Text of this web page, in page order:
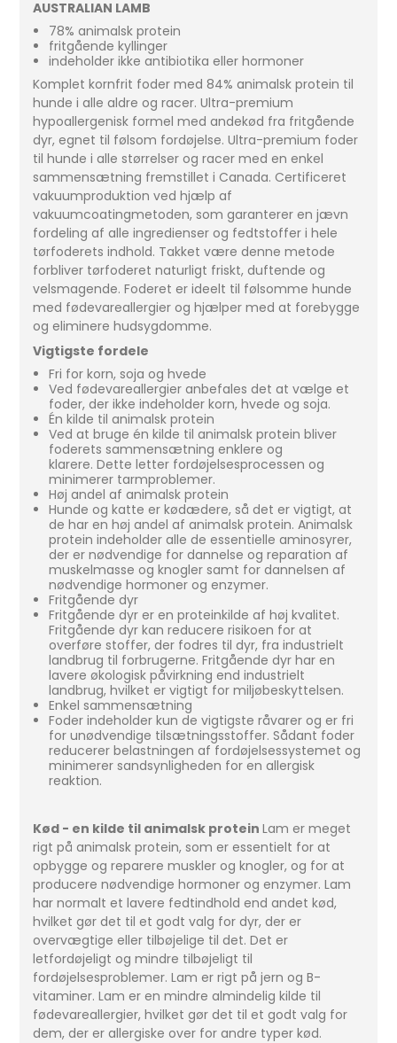
AUSTRALIAN LAMB
78% animalsk protein
fritgående kyllinger
indeholder ikke antibiotika eller hormoner
Komplet kornfrit foder med 84% animalsk protein til
hunde i alle aldre og racer. Ultra-premium
hypoallergenisk formel med andekød fra fritgående
dyr, egnet til følsom fordøjelse. Ultra-premium foder
til hunde i alle størrelser og racer med en enkel
sammensætning fremstillet i Canada. Certificeret
vakuumproduktion ved hjælp af
vakuumcoatingmetoden, som garanterer en jævn
fordeling af alle ingredienser og fedtstoffer i hele
tørfoderets indhold. Takket være denne metode
forbliver tørfoderet naturligt friskt, duftende og
velsmagende. Foderet er ideelt til følsomme hunde
med fødevareallergier og hjælper med at forebygge
og eliminere hudsygdomme.
Vigtigste fordele
Fri for korn, soja og hvede
Ved fødevareallergier anbefales det at vælge et
foder, der ikke indeholder korn, hvede og soja.
Én kilde til animalsk protein
Ved at bruge én kilde til animalsk protein bliver
foderets sammensætning enklere og
klarere. Dette letter fordøjelsesprocessen og
minimerer tarmproblemer.
Høj andel af animalsk protein
Hunde og katte er kødædere, så det er vigtigt, at
de har en høj andel af animalsk protein. Animalsk
protein indeholder alle de essentielle aminosyrer,
der er nødvendige for dannelse og reparation af
muskelmasse og knogler samt for dannelsen af
nødvendige hormoner og enzymer.
Fritgående dyr
Fritgående dyr er en proteinkilde af høj kvalitet.
Fritgående dyr kan reducere risikoen for at
overføre stoffer, der fodres til dyr, fra industrielt
landbrug til forbrugerne. Fritgående dyr har en
lavere økologisk påvirkning end industrielt
landbrug, hvilket er vigtigt for miljøbeskyttelsen.
Enkel sammensætning
Foder indeholder kun de vigtigste råvarer og er fri
for unødvendige tilsætningsstoffer. Sådant foder
reducerer belastningen af fordøjelsessystemet og
minimerer sandsynligheden for en allergisk
reaktion.
Kød - en kilde til animalsk proteinLam er meget
rigt på animalsk protein, som er essentielt for at
opbygge og reparere muskler og knogler, og for at
producere nødvendige hormoner og enzymer. Lam
har normalt et lavere fedtindhold end andet kød,
hvilket gør det til et godt valg for dyr, der er
overvægtige eller tilbøjelige til det. Det er
letfordøjeligt og mindre tilbøjeligt til
fordøjelsesproblemer. Lam er rigt på jern og B-
vitaminer. Lam er en mindre almindelig kilde til
fødevareallergier, hvilket gør det til et godt valg for
dem, der er allergiske over for andre typer kød.